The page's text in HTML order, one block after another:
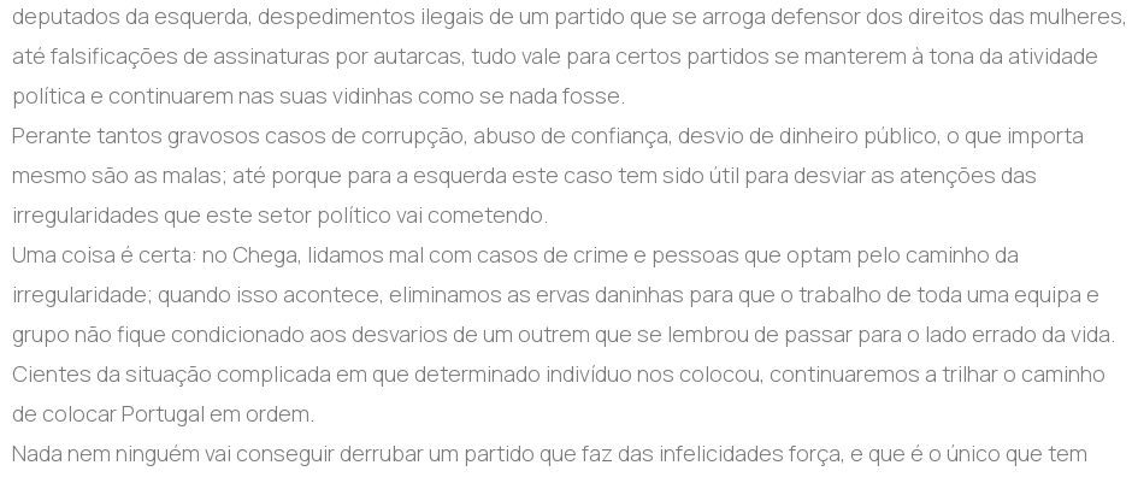
deputados da esquerda, despedimentos ilegais de um partido que se arroga defensor dos direitos das mulheres,
até falsificações de assinaturas por autarcas, tudo vale para certos partidos se manterem à tona da atividade
política e continuarem nas suas vidinhas como se nada fosse.
Perante tantos gravosos casos de corrupção, abuso de confiança, desvio de dinheiro público, o que importa
mesmo são as malas; até porque para a esquerda este caso tem sido útil para desviar as atenções das
irregularidades que este setor político vai cometendo.
Uma coisa é certa: no Chega, lidamos mal com casos de crime e pessoas que optam pelo caminho da
irregularidade; quando isso acontece, eliminamos as ervas daninhas para que o trabalho de toda uma equipa e
grupo não fique condicionado aos desvarios de um outrem que se lembrou de passar para o lado errado da vida.
Cientes da situação complicada em que determinado indivíduo nos colocou, continuaremos a trilhar o caminho
de colocar Portugal em ordem.
Nada nem ninguém vai conseguir derrubar um partido que faz das infelicidades força, e que é o único que tem